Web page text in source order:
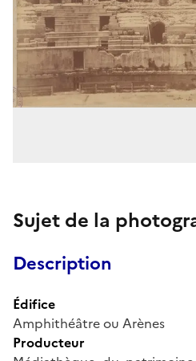
Sujet de la
Description
Édifice
Amphithéâtre ou Arènes
Producteur